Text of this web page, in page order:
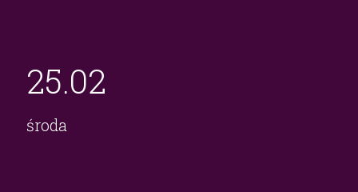
25.02
środa